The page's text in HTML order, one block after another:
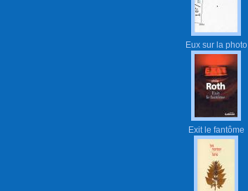
Eux sur la photo
Exit le fantôme